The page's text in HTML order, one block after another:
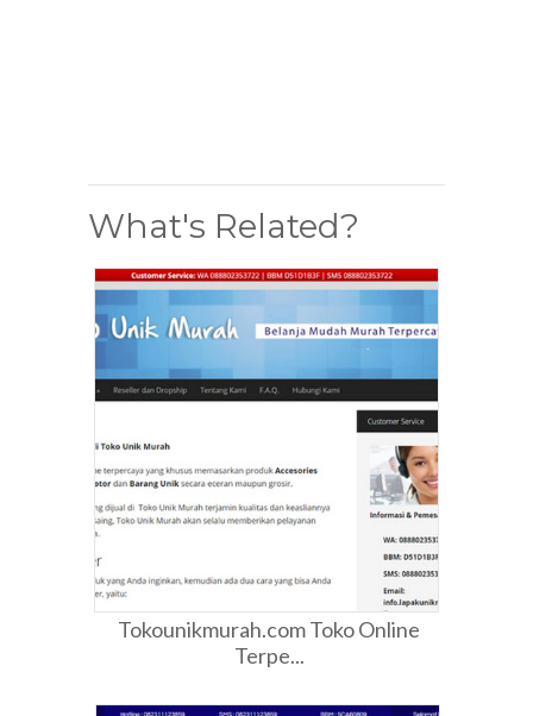
What's Related?
Tokounikmurah.com Toko Online
Terpe...